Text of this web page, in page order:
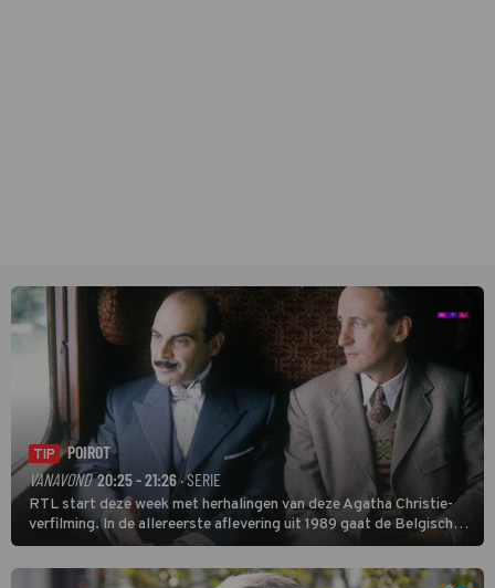
TIP
POIROT
VANAVOND 20:25 - 21:26 · SERIE
RTL start deze week met herhalingen van deze Agatha Christie-
verfilming. In de allereerste aflevering uit 1989 gaat de Belgische
speurder op zoek naar een vermiste kok. Poirot raakt al snel
verwikkeld in een moordzaak. (HH)